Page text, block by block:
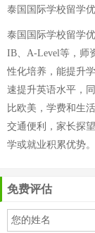
泰国国际学校留学
泰国国际学校留学
IB、A-Level等，师
性化培养，能提升
速提升英语水平，
比欧美，学费和生
交通便利，家长探
学或就业积累优势。
免费评估